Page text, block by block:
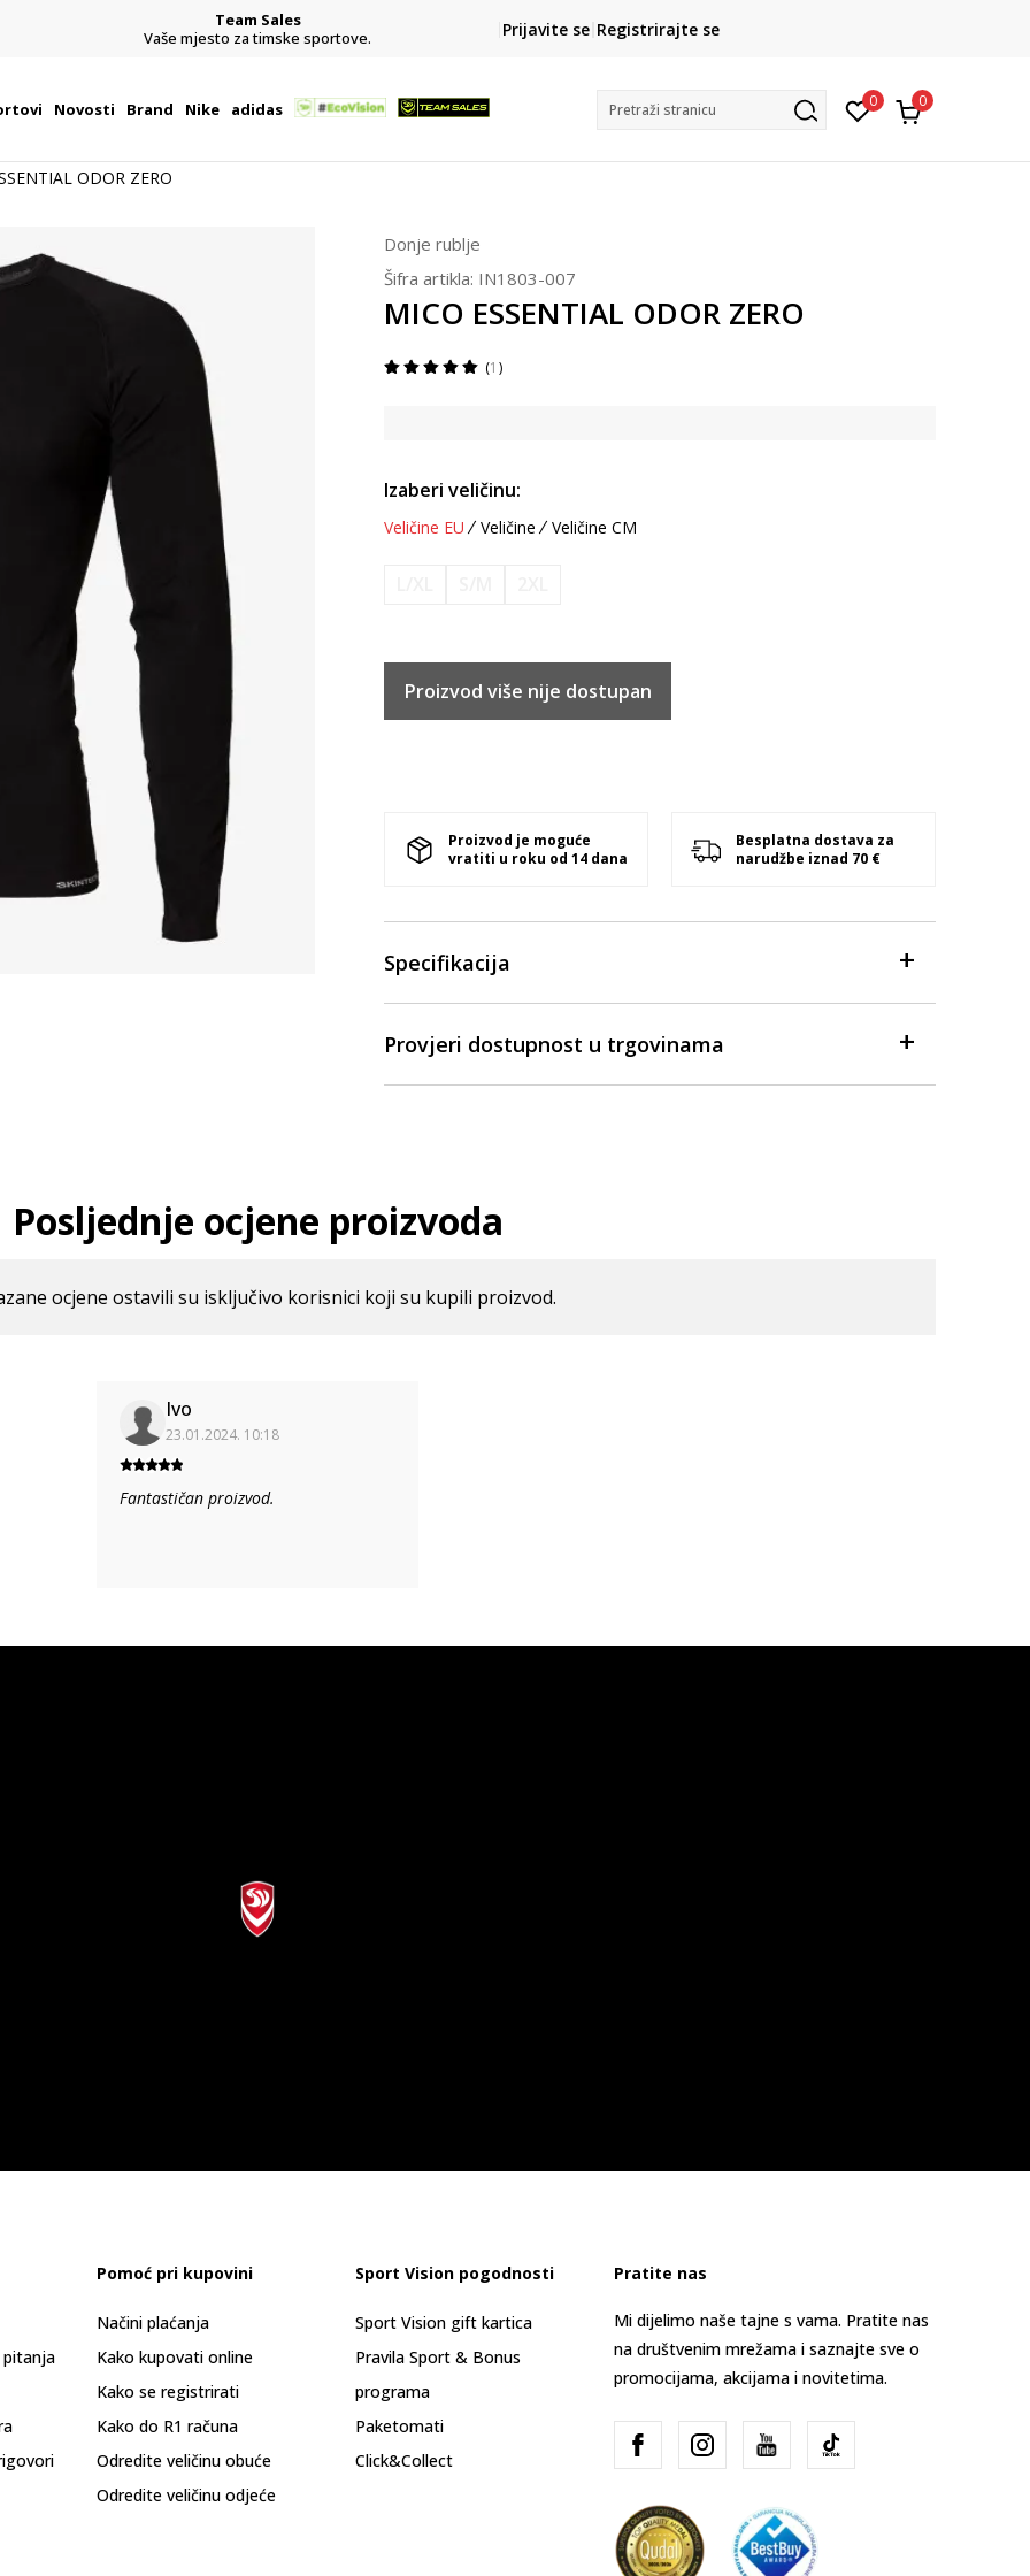
Team Sales
Vaše mjesto za timske sportove.
CLICK& COLLECT
besplatno preuzimanje u trgovini
Prijavite se Registrirajte se
Novosti Brand Nike adidas Pretraži stranicu 0 0
ODOR ZERO
Donje rublje
Šifra artikla: IN1803-007
MICO ESSENTIAL ODOR ZERO
1
Izaberi veličinu:
Veličine EU Veličine Veličine CM
Proizvod više nije dostupan
Proizvod je moguće
vratiti u roku od 14 dana
Besplatna dostava za
narudžbe iznad 70 €
Specifikacija
Provjeri dostupnost u trgovinama
Posljednje ocjene proizvoda
ocjene ostavili su isključivo korisnici koji su kupili proizvod.
Ivo
23.01.2024. 10:18
Fantastičan proizvod.
pitanja
Pomoć pri kupovini
Načini plaćanja
Kako kupovati online
Kako se registrirati
Kako do R1 računa
Odredite veličinu obuće
Odredite veličinu odjeće
Sport Vision pogodnosti
Sport Vision gift kartica
Pravila Sport & Bonus
programa
Paketomati
Click&Collect
Pratite nas
Mi dijelimo naše tajne s vama. Pratite nas
na društvenim mrežama i saznajte sve o
promocijama, akcijama i novitetima.